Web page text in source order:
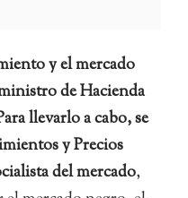
y el mercado
de Hacienda
llevarlo a cabo, se
y Precios
del mercado,